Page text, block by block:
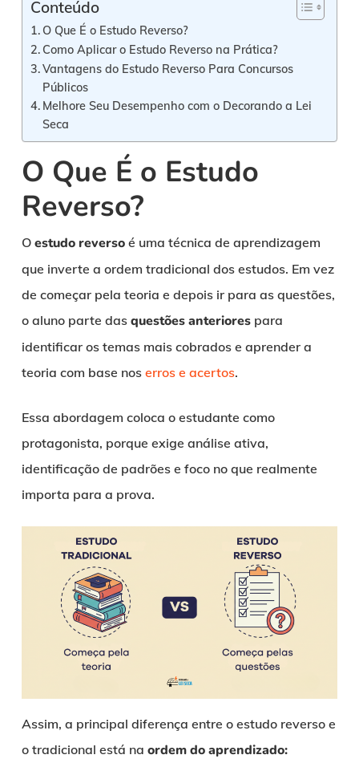
Conteúdo
O Que É o Estudo Reverso?
Como Aplicar o Estudo Reverso na Prática?
Vantagens do Estudo Reverso Para Concursos
Públicos
Melhore Seu Desempenho com o Decorando a Lei
Seca
O Que É o Estudo
Reverso?
O estudo reversoé uma técnica de aprendizagem
que inverte a ordem tradicional dos estudos. Em vez
de começar pela teoria e depois ir para as questões,
o aluno parte das questões anteriorespara
identificar os temas mais cobrados e aprender a
teoria com base nos erros e acertos.
Essa abordagem coloca o estudante como
protagonista, porque exige análise ativa,
identificação de padrões e foco no que realmente
importa para a prova.
Assim, a principal diferença entre o estudo reverso e
o tradicional está na ordem do aprendizado: